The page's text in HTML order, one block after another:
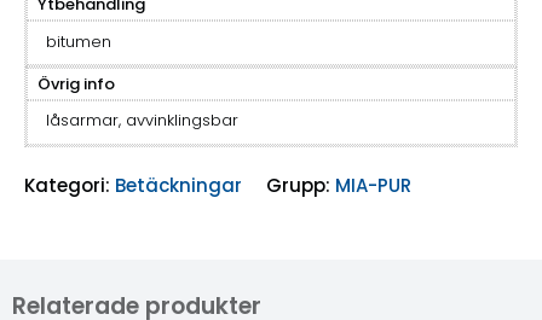
Ytbehandling
bitumen
Övrig info
låsarmar, avvinklingsbar
Kategori: Betäckningar Grupp: MIA-PUR
Relaterade produkter